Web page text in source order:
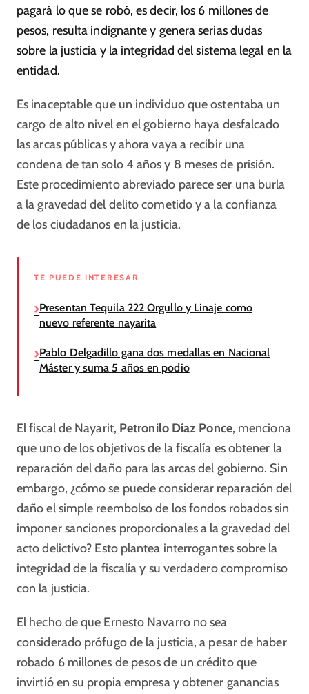
pagará lo que se robó, es decir, los 6 millones de
pesos, resulta indignante y genera serias dudas
sobre la justicia y la integridad del sistema legal en la
entidad.
Es inaceptable que un individuo que ostentaba un
cargo de alto nivel en el gobierno haya desfalcado
las arcas públicas y ahora vaya a recibir una
condena de tan solo 4 años y 8 meses de prisión.
Este procedimiento abreviado parece ser una burla
a la gravedad del delito cometido y a la confianza
de los ciudadanos en la justicia.
TE PUEDE INTERESAR
Presentan Tequila 222 Orgullo y Linaje como
nuevo referente nayarita
Pablo Delgadillo gana dos medallas en Nacional
Máster y suma 5 años en podio
El fiscal de Nayarit, Petronilo Díaz Ponce, menciona
que uno de los objetivos de la fiscalía es obtener la
reparación del daño para las arcas del gobierno. Sin
embargo, ¿cómo se puede considerar reparación del
daño el simple reembolso de los fondos robados sin
imponer sanciones proporcionales a la gravedad del
acto delictivo? Esto plantea interrogantes sobre la
integridad de la fiscalía y su verdadero compromiso
con la justicia.
El hecho de que Ernesto Navarro no sea
considerado prófugo de la justicia, a pesar de haber
robado 6 millones de pesos de un crédito que
invirtió en su propia empresa y obtener ganancias